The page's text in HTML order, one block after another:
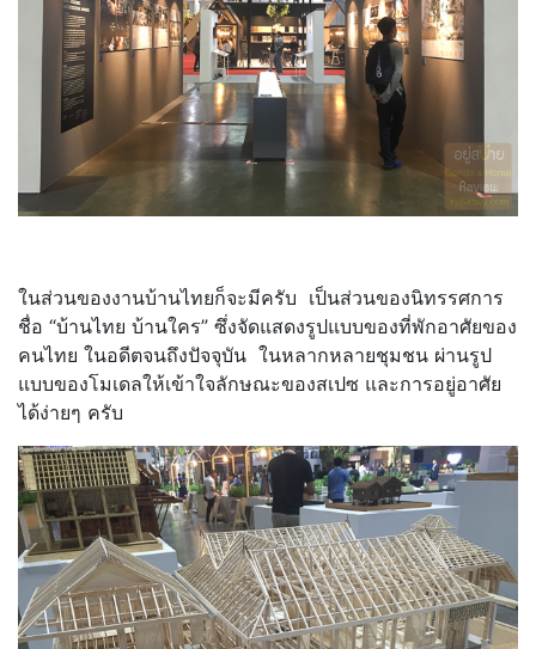
ในส่วนของงานบ้านไทยก็จะมีครับ เป็นส่วนของนิทรรศการ
ชื่อ “บ้านไทย บ้านใคร” ซึ่งจัดแสดงรูปแบบของที่พักอาศัยของ
คนไทย ในอดีตจนถึงปัจจุบัน ในหลากหลายชุมชน ผ่านรูป
แบบของโมเดลให้เข้าใจลักษณะของสเปซ และการอยู่อาศัย
ได้ง่ายๆ ครับ